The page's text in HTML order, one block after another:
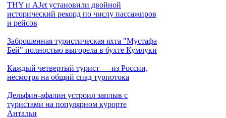
THY и AJet установили двойной
исторический рекорд по числу пассажиров
и рейсов
Заброшенная туристическая яхта "Мустафа
Бей" полностью выгорела в бухте Кумлуки
Каждый четвертый турист — из России,
несмотря на общий спад турпотока
Дельфин-афалин устроил заплыв с
туристами на популярном курорте
Антальи